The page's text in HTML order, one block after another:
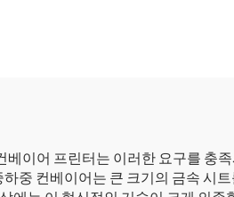
이어 프린터는 이러한 요구를 충
중 컨베이어는 큰 크기의 금속 시트